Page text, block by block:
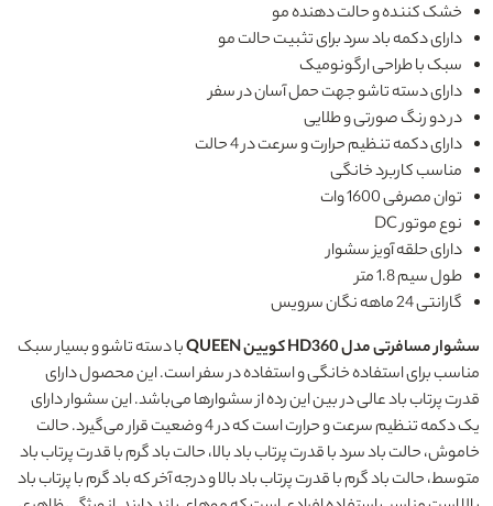
خشک کننده و حالت دهنده مو
دارای دکمه باد سرد برای تثبیت حالت مو
سبک با طراحی ارگونومیک
دارای دسته تاشو جهت حمل آسان در سفر
در دو رنگ صورتی و طلایی
دارای دکمه تنظیم حرارت و سرعت در 4 حالت
مناسب کاربرد خانگی
توان مصرفی 1600 وات
نوع موتور DC
دارای حلقه آویز سشوار
طول سیم 1.8 متر
گارانتی 24 ماهه نگان سرویس
سشوار مسافرتی مدل HD360 کویین QUEEN
با دسته تاشو و بسیار سبک
مناسب برای استفاده خانگی و استفاده در سفر است. این محصول دارای
قدرت پرتاب باد عالی در بین این رده از سشوارها می‌باشد. این سشوار دارای
یک دکمه تنظیم سرعت و حرارت است که در 4 وضعیت قرار می‌گیرد. حالت
خاموش، حالت باد سرد با قدرت پرتاب باد بالا، حالت باد گرم با قدرت پرتاب باد
متوسط، حالت باد گرم با قدرت پرتاب باد بالا و درجه آخر که باد گرم با پرتاب باد